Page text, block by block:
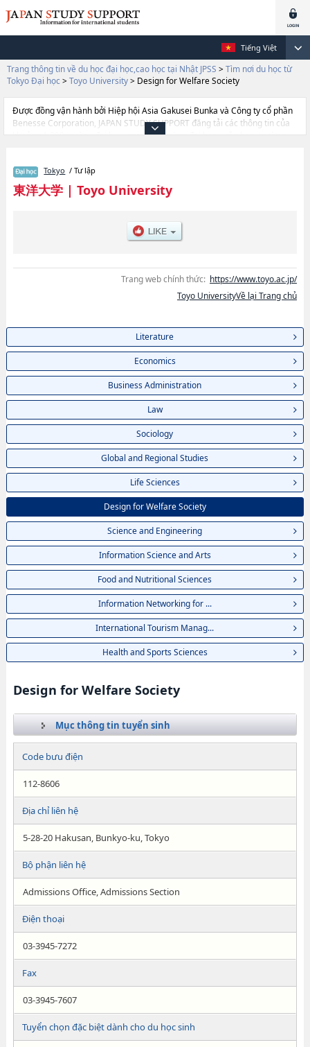
Tiếng Việt
Trang thông tin về du học đại học,cao học tại Nhật JPSS > Tìm nơi du học từ
Tokyo Đại học > Toyo University> Design for Welfare Society
Được đồng vận hành bởi Hiệp hội Asia Gakusei Bunka và Công ty cổ phần
Benesse Corporation, JAPAN STUDY SUPPORT đăng tải các thông tin của
khoảng 1.300 trường đại học, cao học, trường đại học ngắn hạn, trường
thiết dành cho du học sinh, như là về các Ngành LiteraturehoặcNgành
EconomicshoặcNgành Business AdministrationhoặcNgành
LawhoặcNgành SociologyhoặcNgành Global and Regional
SocietyhoặcNgành Science and EngineeringhoặcNgành Information
Science and ArtshoặcNgành Food and Nutritional ScienceshoặcNgành
Sciences, thông tin về từng ngành học, thông tin liên quan đến thi tuyển
như số lượng tuyển sinh, số lượng trúng tuyển, cở sở trang thiết bị, hướng
Tokyo / Tư lập
東洋大学| Toyo University
Trang web chính thức: https://www.toyo.ac.jp/
Toyo UniversityVề lại Trang chủ
Literature
Economics
Business Administration
Law
Sociology
Global and Regional Studies
Life Sciences
Design for Welfare Society
Science and Engineering
Information Science and Arts
Food and Nutritional Sciences
Information Networking for ...
International Tourism Manag...
Health and Sports Sciences
Design for Welfare Society
Mục thông tin tuyển sinh
Code bưu điện
112-8606
Địa chỉ liên hệ
5-28-20 Hakusan, Bunkyo-ku, Tokyo
Bộ phận liên hệ
Admissions Office, Admissions Section
Điện thoại
03-3945-7272
Fax
03-3945-7607
Tuyển chọn đặc biệt dành cho du học sinh